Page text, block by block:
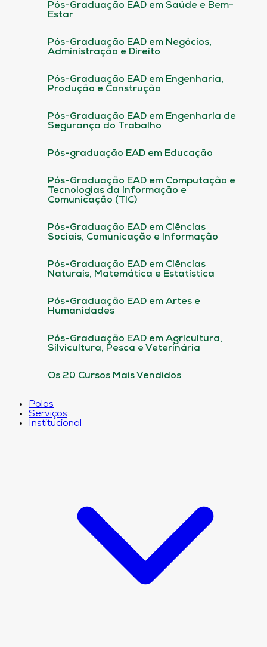
Pós-Graduação EAD em Saúde e Bem-
Estar
Pós-Graduação EAD em Negócios,
Administração e Direito
Pós-Graduação EAD em Engenharia,
Produção e Construção
Pós-Graduação EAD em Engenharia de
Segurança do Trabalho
Pós-graduação EAD em Educação
Pós-Graduação EAD em Computação e
Tecnologias da informação e
Comunicação (TIC)
Pós-Graduação EAD em Ciências
Sociais, Comunicação e Informação
Pós-Graduação EAD em Ciências
Naturais, Matemática e Estatística
Pós-Graduação EAD em Artes e
Humanidades
Pós-Graduação EAD em Agricultura,
Silvicultura, Pesca e Veterinária
Os 20 Cursos Mais Vendidos
Polos
Serviços
Institucional